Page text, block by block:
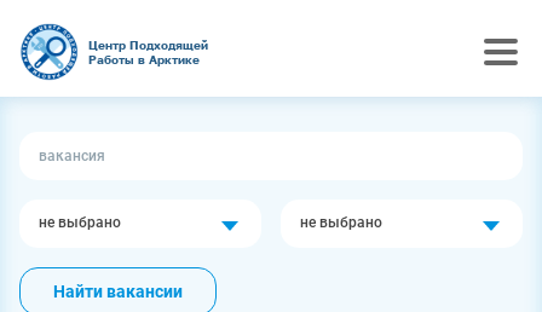
Центр Подходящей
Работы в Арктике
не выбрано не выбрано
Найти вакансии